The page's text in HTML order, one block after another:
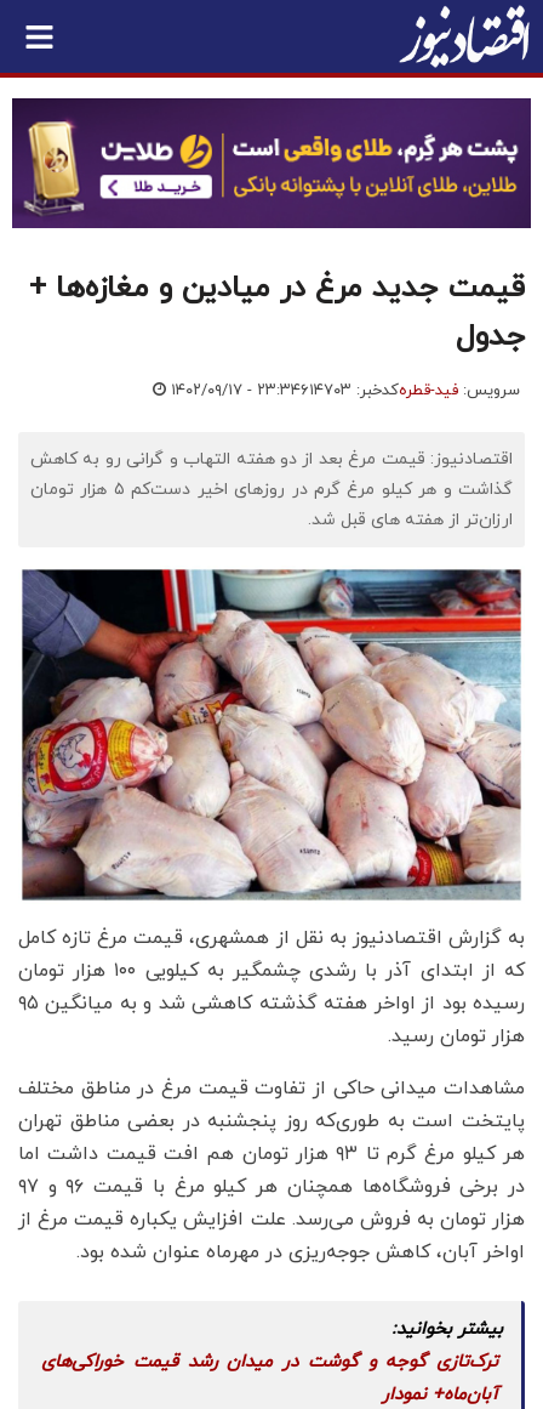
قیمت جدید مرغ در میادین و مغازه‌ها +
جدول
سرویس: فید-قطرهکدخبر: ۶۱۴۷۰۳ ۱۴۰۲/۰۹/۱۷ - ۲۳:۳۴
اقتصادنیوز: قیمت مرغ بعد از دو هفته التهاب و گرانی رو به کاهش
گذاشت و هر کیلو مرغ گرم در روزهای اخیر دست‌کم ۵ هزار تومان
ارزان‌تر از هفته های قبل شد.
به گزارش اقتصادنیوز به نقل از همشهری، قیمت مرغ تازه کامل
که از ابتدای آذر با رشدی چشمگیر به کیلویی ۱۰۰ هزار تومان
رسیده بود از اواخر هفته گذشته کاهشی شد و به میانگین ۹۵
هزار تومان رسید.
مشاهدات میدانی حاکی از تفاوت قیمت مرغ در مناطق مختلف
پایتخت است به طوری‌که روز پنجشنبه در بعضی مناطق تهران
هر کیلو مرغ گرم تا ۹۳ هزار تومان هم افت قیمت داشت اما
در برخی فروشگاه‌ها همچنان هر کیلو مرغ با قیمت ۹۶ و ۹۷
هزار تومان به فروش می‌رسد. علت افزایش یکباره قیمت مرغ از
اواخر آبان، کاهش جوجه‌ریزی در مهرماه عنوان شده بود.
ترک‌تازی گوجه و گوشت در میدان رشد قیمت‌ خوراکی‌های
آبان‌ماه+ نمودار